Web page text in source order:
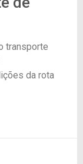
transporte
da rota